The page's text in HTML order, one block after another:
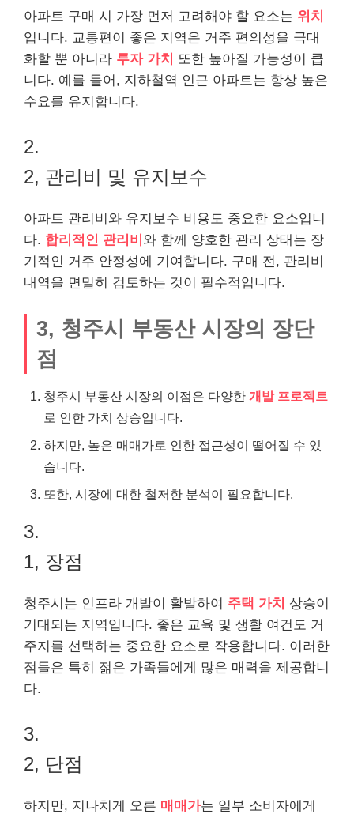
아파트 구매 시 가장 먼저 고려해야 할 요소는 위치
입니다. 교통편이 좋은 지역은 거주 편의성을 극대
화할 뿐 아니라 투자 가치
또한 높아질 가능성이 큽
니다. 예를 들어, 지하철역 인근 아파트는 항상 높은
수요를 유지합니다.
2.
2, 관리비 및 유지보수
아파트 관리비와 유지보수 비용도 중요한 요소입니
다. 합리적인 관리비 와 함께 양호한 관리 상태는 장
기적인 거주 안정성에 기여합니다. 구매 전, 관리비
내역을 면밀히 검토하는 것이 필수적입니다.
3, 청주시 부동산 시장의 장단
점
청주시 부동산 시장의 이점은 다양한 개발 프로젝트
로 인한 가치 상승입니다.
하지만, 높은 매매가로 인한 접근성이 떨어질 수 있
습니다.
또한, 시장에 대한 철저한 분석이 필요합니다.
3.
1, 장점
청주시는 인프라 개발이 활발하여 주택 가치 상승이
기대되는 지역입니다. 좋은 교육 및 생활 여건도 거
주지를 선택하는 중요한 요소로 작용합니다. 이러한
점들은 특히 젊은 가족들에게 많은 매력을 제공합니
다.
3.
2, 단점
하지만, 지나치게 오른 매매가는 일부 소비자에게